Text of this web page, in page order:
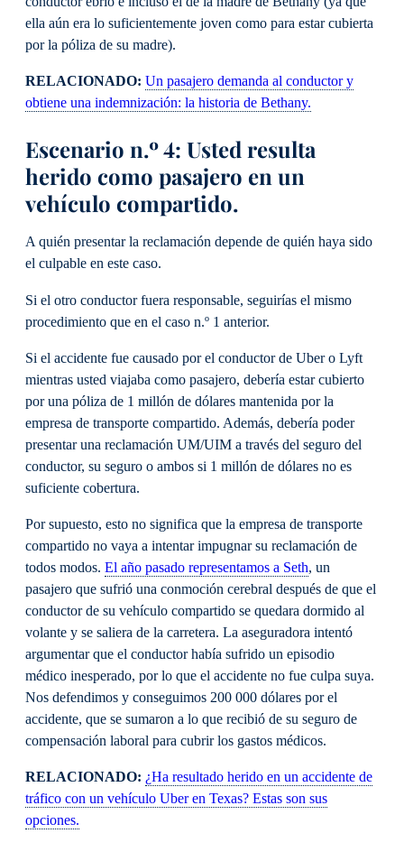
ella aún era lo suficientemente joven como para estar cubierta
por la póliza de su madre).
RELACIONADO: Un pasajero demanda al conductor y
obtiene una indemnización: la historia de Bethany.
Escenario n.º 4: Usted resulta
herido como pasajero en un
vehículo compartido.
A quién presentar la reclamación depende de quién haya sido
el culpable en este caso.
Si el otro conductor fuera responsable, seguirías el mismo
procedimiento que en el caso n.º 1 anterior.
Si el accidente fue causado por el conductor de Uber o Lyft
mientras usted viajaba como pasajero, debería estar cubierto
por una póliza de 1 millón de dólares mantenida por la
empresa de transporte compartido. Además, debería poder
presentar una reclamación UM/UIM a través del seguro del
conductor, su seguro o ambos si 1 millón de dólares no es
suficiente cobertura.
Por supuesto, esto no significa que la empresa de transporte
compartido no vaya a intentar impugnar su reclamación de
todos modos. El año pasado representamos a Seth, un
pasajero que sufrió una conmoción cerebral después de que el
conductor de su vehículo compartido se quedara dormido al
volante y se saliera de la carretera. La aseguradora intentó
argumentar que el conductor había sufrido un episodio
médico inesperado, por lo que el accidente no fue culpa suya.
Nos defendimos y conseguimos 200 000 dólares por el
accidente, que se sumaron a lo que recibió de su seguro de
compensación laboral para cubrir los gastos médicos.
RELACIONADO: ¿Ha resultado herido en un accidente de
tráfico con un vehículo Uber en Texas? Estas son sus
opciones.